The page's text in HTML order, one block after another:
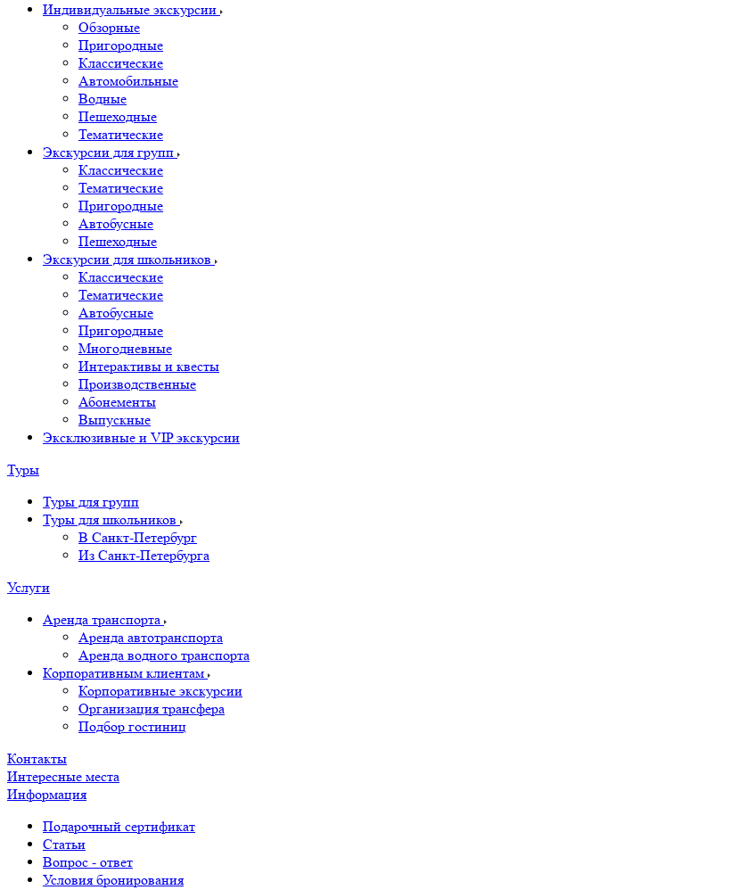
Индивидуальные экскурсии
Обзорные
Пригородные
Классические
Автомобильные
Водные
Пешеходные
Тематические
Экскурсии для групп
Классические
Тематические
Пригородные
Автобусные
Пешеходные
Экскурсии для школьников
Классические
Тематические
Автобусные
Пригородные
Многодневные
Интерактивы и квесты
Производственные
Абонементы
Выпускные
Эксклюзивные и VIP экскурсии
Туры
Туры для групп
Туры для школьников
В Санкт-Петербург
Из Санкт-Петербурга
Услуги
Аренда транспорта
Аренда автотранспорта
Аренда водного транспорта
Корпоративным клиентам
Корпоративные экскурсии
Организация трансфера
Подбор гостиниц
Контакты
Интересные места
Информация
Подарочный сертификат
Статьи
Вопрос - ответ
Условия бронирования